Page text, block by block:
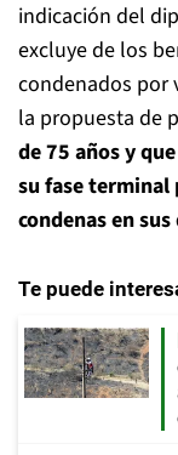
indicación del
excluye de los
condenados por
la propuesta de
de 75 años y
su fase terminal
condenas en
Te puede